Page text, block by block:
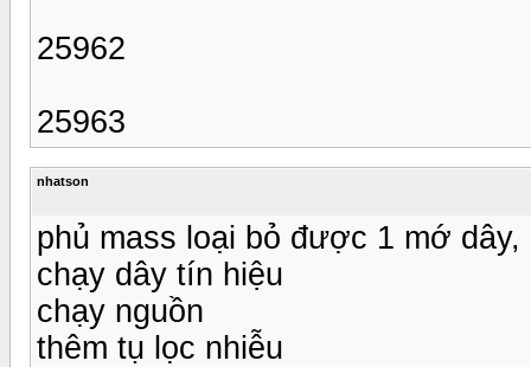
25962
25963
nhatson
phủ mass loại bỏ được 1 mớ
chạy dây tín hiệu
chạy nguồn
thêm tụ lọc nhiễu